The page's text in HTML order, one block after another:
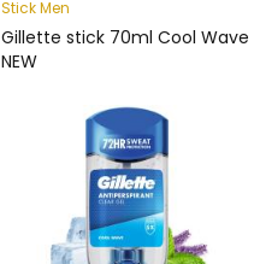
Stick Men
Gillette stick 70ml Cool Wave
NEW